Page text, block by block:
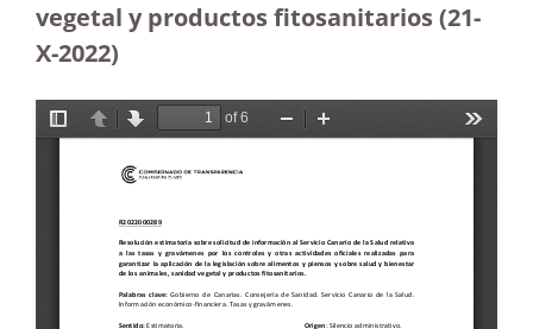
vegetal y productos fitosanitarios (21-
X-2022)